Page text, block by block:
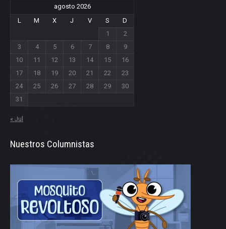
agosto 2026
L
M X J V S
D
1
2
3
4 5 6 7 8
9
10
11 12 13 14 15
16
17
18 19 20 21 22
23
24
25 26 27 28 29
30
31
« Jul
Nuestros Columnistas